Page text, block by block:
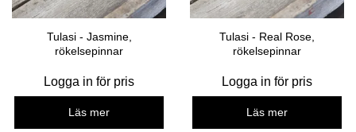
Tulasi - Jasmine,
rökelsepinnar
Logga in för pris
Läs mer
Tulasi - Real Rose,
rökelsepinnar
Logga in för pris
Läs mer